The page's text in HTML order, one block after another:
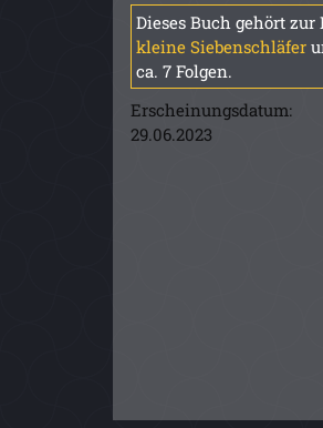
Dieses Buch gehört zur
kleine Siebenschläfer
ca. 7 Folgen.
Erscheinungsdatum:
29.06.2023